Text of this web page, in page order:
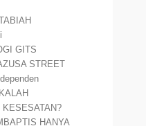
GITS
STREET
KESESATAN?
HANYA